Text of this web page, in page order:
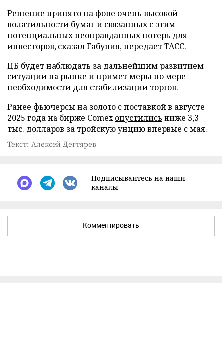
Решение принято на фоне очень высокой
волатильности бумаг и связанных с этим
потенциальных неоправданных потерь для
инвесторов, сказал Габуния, передаетТАСС.
ЦБ будет наблюдать за дальнейшим развитием
ситуации на рынке и примет меры по мере
необходимости для стабилизации торгов.
Ранее фьючерсы на золото с поставкой в августе
2025 года на бирже Comexопустились ниже 3,3
тыс. долларов за тройскую унцию впервые с мая.
Текст: Алексей Дегтярев
Подписывайтесь на наши
каналы
Комментировать